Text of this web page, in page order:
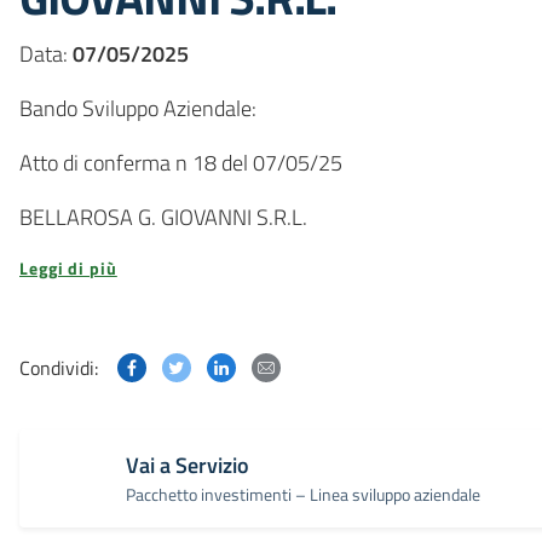
Data:07/05/2025
Bando Sviluppo Aziendale:
Atto di conferma n 18 del 07/05/25
BELLAROSA G. GIOVANNI S.R.L.
Leggi di più
Condividi: Condividi questa pagina su Facebook
Condividi questa pagina su Twitter
Condividi questa pagina su Linkedin
Vai a Servizio
Pacchetto investimenti – Linea sviluppo aziendale